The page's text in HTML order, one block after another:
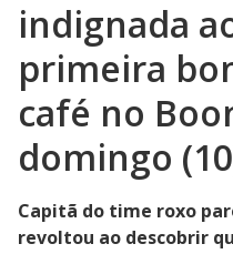
indignada
primeira
café no
domingo
Capitã do time roxo
revoltou ao descobrir